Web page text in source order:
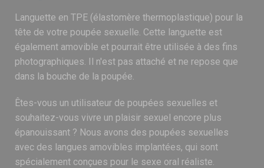
Languette en TPE (élastomère thermoplastique) pour la
tête de votre poupée sexuelle. Cette languette est
également amovible et pourrait être utilisée à des fins
photographiques. Il n'est pas attaché et ne repose que
dans la bouche de la poupée.
Êtes-vous un utilisateur de poupées sexuelles et
souhaitez-vous vivre un plaisir sexuel encore plus
épanouissant ? Nous avons des poupées sexuelles
avec des langues amovibles implantées, qui sont
spécialement conçues pour le sexe oral réaliste.